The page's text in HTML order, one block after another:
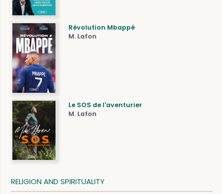
Révolution Mbappé
M. Lafon
Le SOS de l'aventurier
M. Lafon
RELIGION AND SPIRITUALITY